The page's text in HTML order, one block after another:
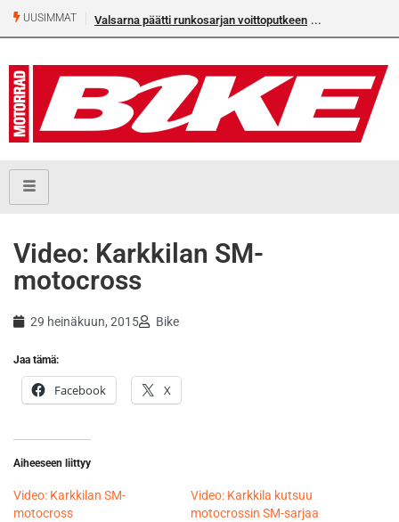
UUSIMMAT Valsarna päätti runkosarjan voittoputkeen
Video: Karkkilan SM-
motocross
29 heinäkuun, 2015 Bike
Jaa tämä:
Facebook X
Aiheeseen liittyy
Video: Karkkilan SM-
motocross
Video: Karkkila kutsuu
motocrossin SM-sarjaa